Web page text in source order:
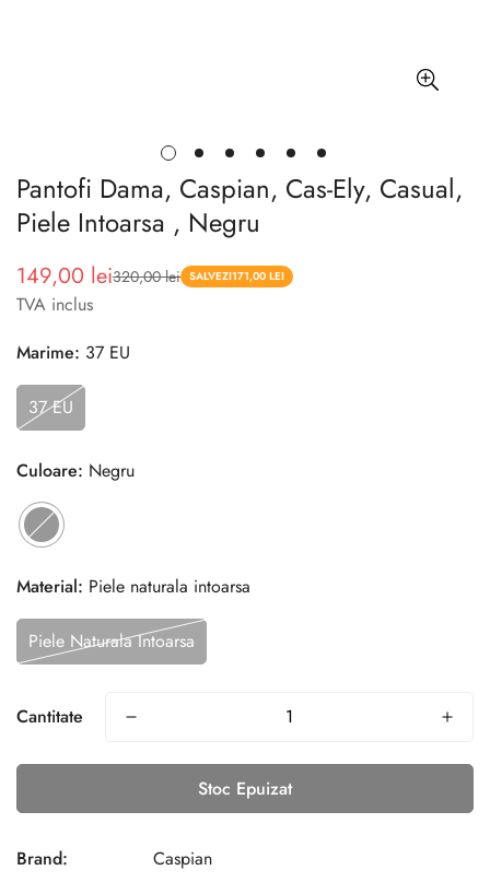
Pantofi Dama, Caspian, Cas-Ely, Casual,
Piele Intoarsa , Negru
Pret
redus
149,00 lei
Pret 320,00 lei SALVEZI171,00 LEI
TVA inclus
Marime: 37 EU
37 EU
Culoare: Negru
Material: Piele naturala intoarsa
Piele Naturala Intoarsa
Cantitate
Stoc Epuizat
Brand:
Caspian